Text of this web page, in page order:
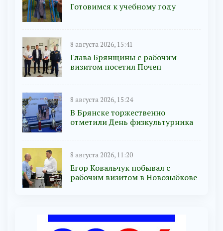
Готовимся к учебному году
8 августа 2026, 15:41
Глава Брянщины с рабочим
визитом посетил Почеп
8 августа 2026, 15:24
В Брянске торжественно
отметили День физкультурника
8 августа 2026, 11:20
Егор Ковальчук побывал с
рабочим визитом в Новозыбкове